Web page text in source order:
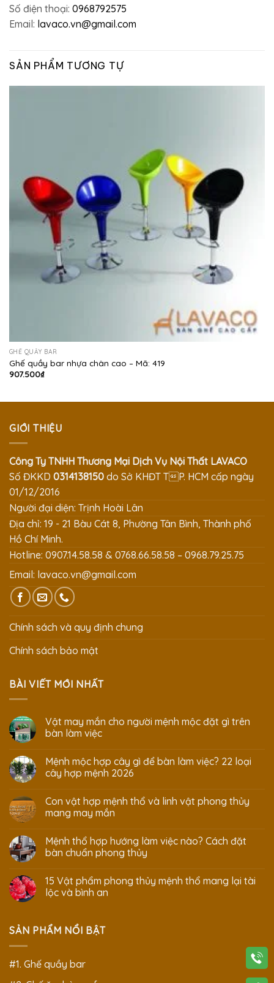
Số điện thoại: 0968792575
Email: lavaco.vn@gmail.com
SẢN PHẨM TƯƠNG TỰ
GHẾ QUẦY BAR
Ghế quầy bar nhựa chân cao – Mã: 419
907.500₫
GIỚI THIỆU
Công Ty TNHH Thương Mại Dịch Vụ Nội Thất LAVACO
Số ĐKKD 0314138150 do Sở KHĐT TP. HCM cấp ngày
01/12/2016
Người đại diện: Trịnh Hoài Lân
Địa chỉ: 19 - 21 Bàu Cát 8, Phường Tân Bình, Thành phố
Hồ Chí Minh.
Hotline: 0907.14.58.58 & 0768.66.58.58 – 0968.79.25.75
Email: lavaco.vn@gmail.com
Chính sách và quy định chung
Chính sách bảo mật
BÀI VIẾT MỚI NHẤT
Vật may mắn cho người mệnh mộc đặt gì trên
bàn làm việc
Mệnh mộc hợp cây gì để bàn làm việc? 22 loại
cây hợp mệnh 2026
Con vật hợp mệnh thổ và linh vật phong thủy
mang may mắn
Mệnh thổ hợp hướng làm việc nào? Cách đặt
bàn chuẩn phong thủy
15 Vật phẩm phong thủy mệnh thổ mang lại tài
lộc và bình an
SẢN PHẨM NỔI BẬT
#1. Ghế quầy bar